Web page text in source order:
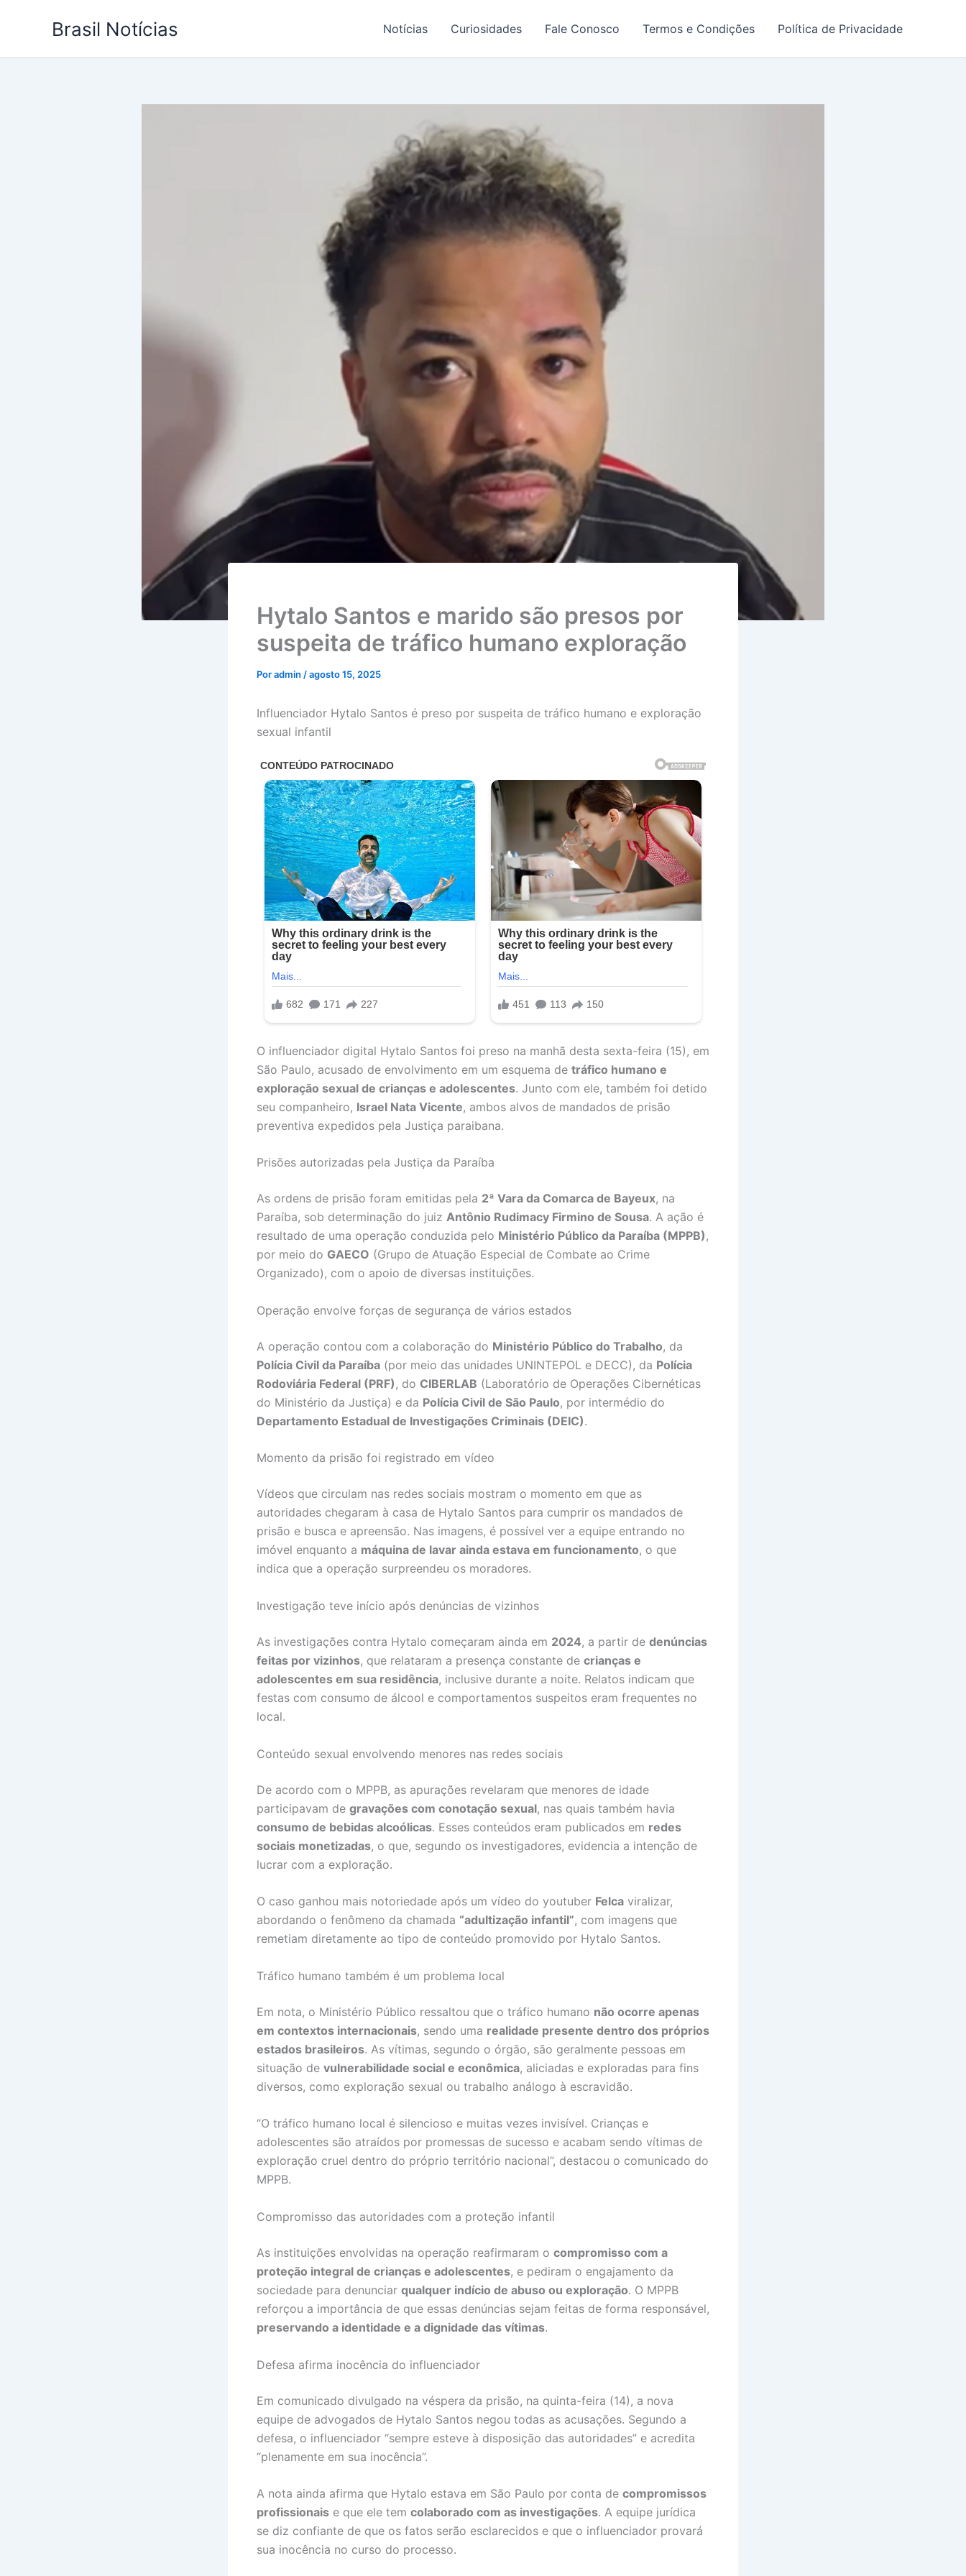
Brasil Notícias Notícias Curiosidades Fale Conosco Termos e Condições Política de Privacidade
Hytalo Santos e marido são presos por
suspeita de tráfico humano exploração
Poradmin /agosto 15, 2025
Influenciador Hytalo Santos é preso por suspeita de tráfico humano e exploração
sexual infantil
O influenciador digital Hytalo Santos foi preso na manhã desta sexta-feira (15), em
São Paulo, acusado de envolvimento em um esquema de tráfico humano e
exploração sexual de crianças e adolescentes. Junto com ele, também foi detido
seu companheiro, Israel Nata Vicente, ambos alvos de mandados de prisão
preventiva expedidos pela Justiça paraibana.
Prisões autorizadas pela Justiça da Paraíba
As ordens de prisão foram emitidas pela 2ª Vara da Comarca de Bayeux, na
Paraíba, sob determinação do juiz Antônio Rudimacy Firmino de Sousa. A ação é
resultado de uma operação conduzida pelo Ministério Público da Paraíba (MPPB),
por meio do GAECO (Grupo de Atuação Especial de Combate ao Crime
Organizado), com o apoio de diversas instituições.
Operação envolve forças de segurança de vários estados
A operação contou com a colaboração do Ministério Público do Trabalho, da
Polícia Civil da Paraíba (por meio das unidades UNINTEPOL e DECC), da Polícia
Rodoviária Federal (PRF) , do CIBERLAB (Laboratório de Operações Cibernéticas
do Ministério da Justiça) e da Polícia Civil de São Paulo, por intermédio do
Departamento Estadual de Investigações Criminais (DEIC).
Momento da prisão foi registrado em vídeo
Vídeos que circulam nas redes sociais mostram o momento em que as
autoridades chegaram à casa de Hytalo Santos para cumprir os mandados de
prisão e busca e apreensão. Nas imagens, é possível ver a equipe entrando no
imóvel enquanto a máquina de lavar ainda estava em funcionamento, o que
indica que a operação surpreendeu os moradores.
Investigação teve início após denúncias de vizinhos
As investigações contra Hytalo começaram ainda em 2024, a partir de denúncias
feitas por vizinhos, que relataram a presença constante de crianças e
adolescentes em sua residência, inclusive durante a noite. Relatos indicam que
festas com consumo de álcool e comportamentos suspeitos eram frequentes no
local.
Conteúdo sexual envolvendo menores nas redes sociais
De acordo com o MPPB, as apurações revelaram que menores de idade
participavam de gravações com conotação sexual, nas quais também havia
consumo de bebidas alcoólicas. Esses conteúdos eram publicados em redes
sociais monetizadas, o que, segundo os investigadores, evidencia a intenção de
lucrar com a exploração.
O caso ganhou mais notoriedade após um vídeo do youtuber Felca viralizar,
abordando o fenômeno da chamada “adultização infantil”, com imagens que
remetiam diretamente ao tipo de conteúdo promovido por Hytalo Santos.
Tráfico humano também é um problema local
Em nota, o Ministério Público ressaltou que o tráfico humano não ocorre apenas
em contextos internacionais, sendo uma realidade presente dentro dos próprios
estados brasileiros. As vítimas, segundo o órgão, são geralmente pessoas em
situação de vulnerabilidade social e econômica, aliciadas e exploradas para fins
diversos, como exploração sexual ou trabalho análogo à escravidão.
“O tráfico humano local é silencioso e muitas vezes invisível. Crianças e
adolescentes são atraídos por promessas de sucesso e acabam sendo vítimas de
exploração cruel dentro do próprio território nacional”, destacou o comunicado do
MPPB.
Compromisso das autoridades com a proteção infantil
As instituições envolvidas na operação reafirmaram o compromisso com a
proteção integral de crianças e adolescentes, e pediram o engajamento da
sociedade para denunciar qualquer indício de abuso ou exploração. O MPPB
reforçou a importância de que essas denúncias sejam feitas de forma responsável,
preservando a identidade e a dignidade das vítimas.
Defesa afirma inocência do influenciador
Em comunicado divulgado na véspera da prisão, na quinta-feira (14), a nova
equipe de advogados de Hytalo Santos negou todas as acusações. Segundo a
defesa, o influenciador “sempre esteve à disposição das autoridades” e acredita
“plenamente em sua inocência”.
A nota ainda afirma que Hytalo estava em São Paulo por conta de compromissos
profissionais e que ele tem colaborado com as investigações. A equipe jurídica
se diz confiante de que os fatos serão esclarecidos e que o influenciador provará
sua inocência no curso do processo.